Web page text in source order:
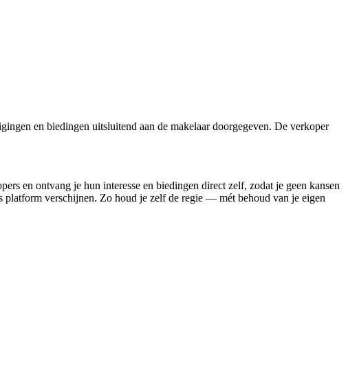
en biedingen uitsluitend aan de makelaar doorgegeven. De verkoper
en ontvang je hun interesse en biedingen direct zelf, zodat je geen kansen
verschijnen. Zo houd je zelf de regie — mét behoud van je eigen